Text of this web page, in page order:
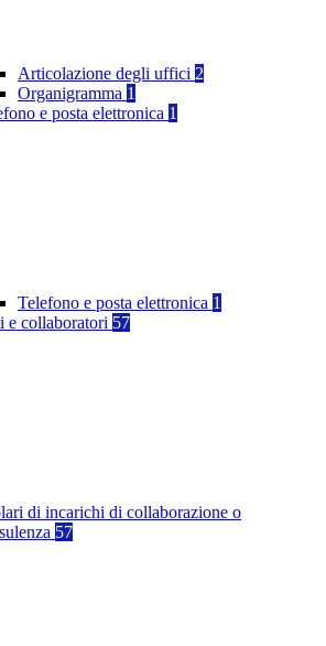
Articolazione degli uffici 2
Organigramma 1
e posta elettronica 1
Telefono e posta elettronica 1
e collaboratori 57
di incarichi di collaborazione o
57